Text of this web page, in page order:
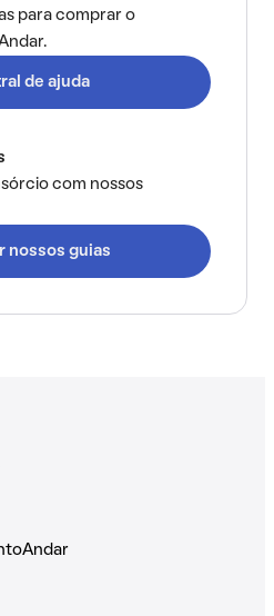
para comprar o
de ajuda
com nossos
nossos guias